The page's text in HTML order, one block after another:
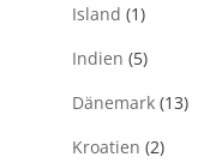
Island (1)
Indien (5)
Dänemark (13)
Kroatien (2)